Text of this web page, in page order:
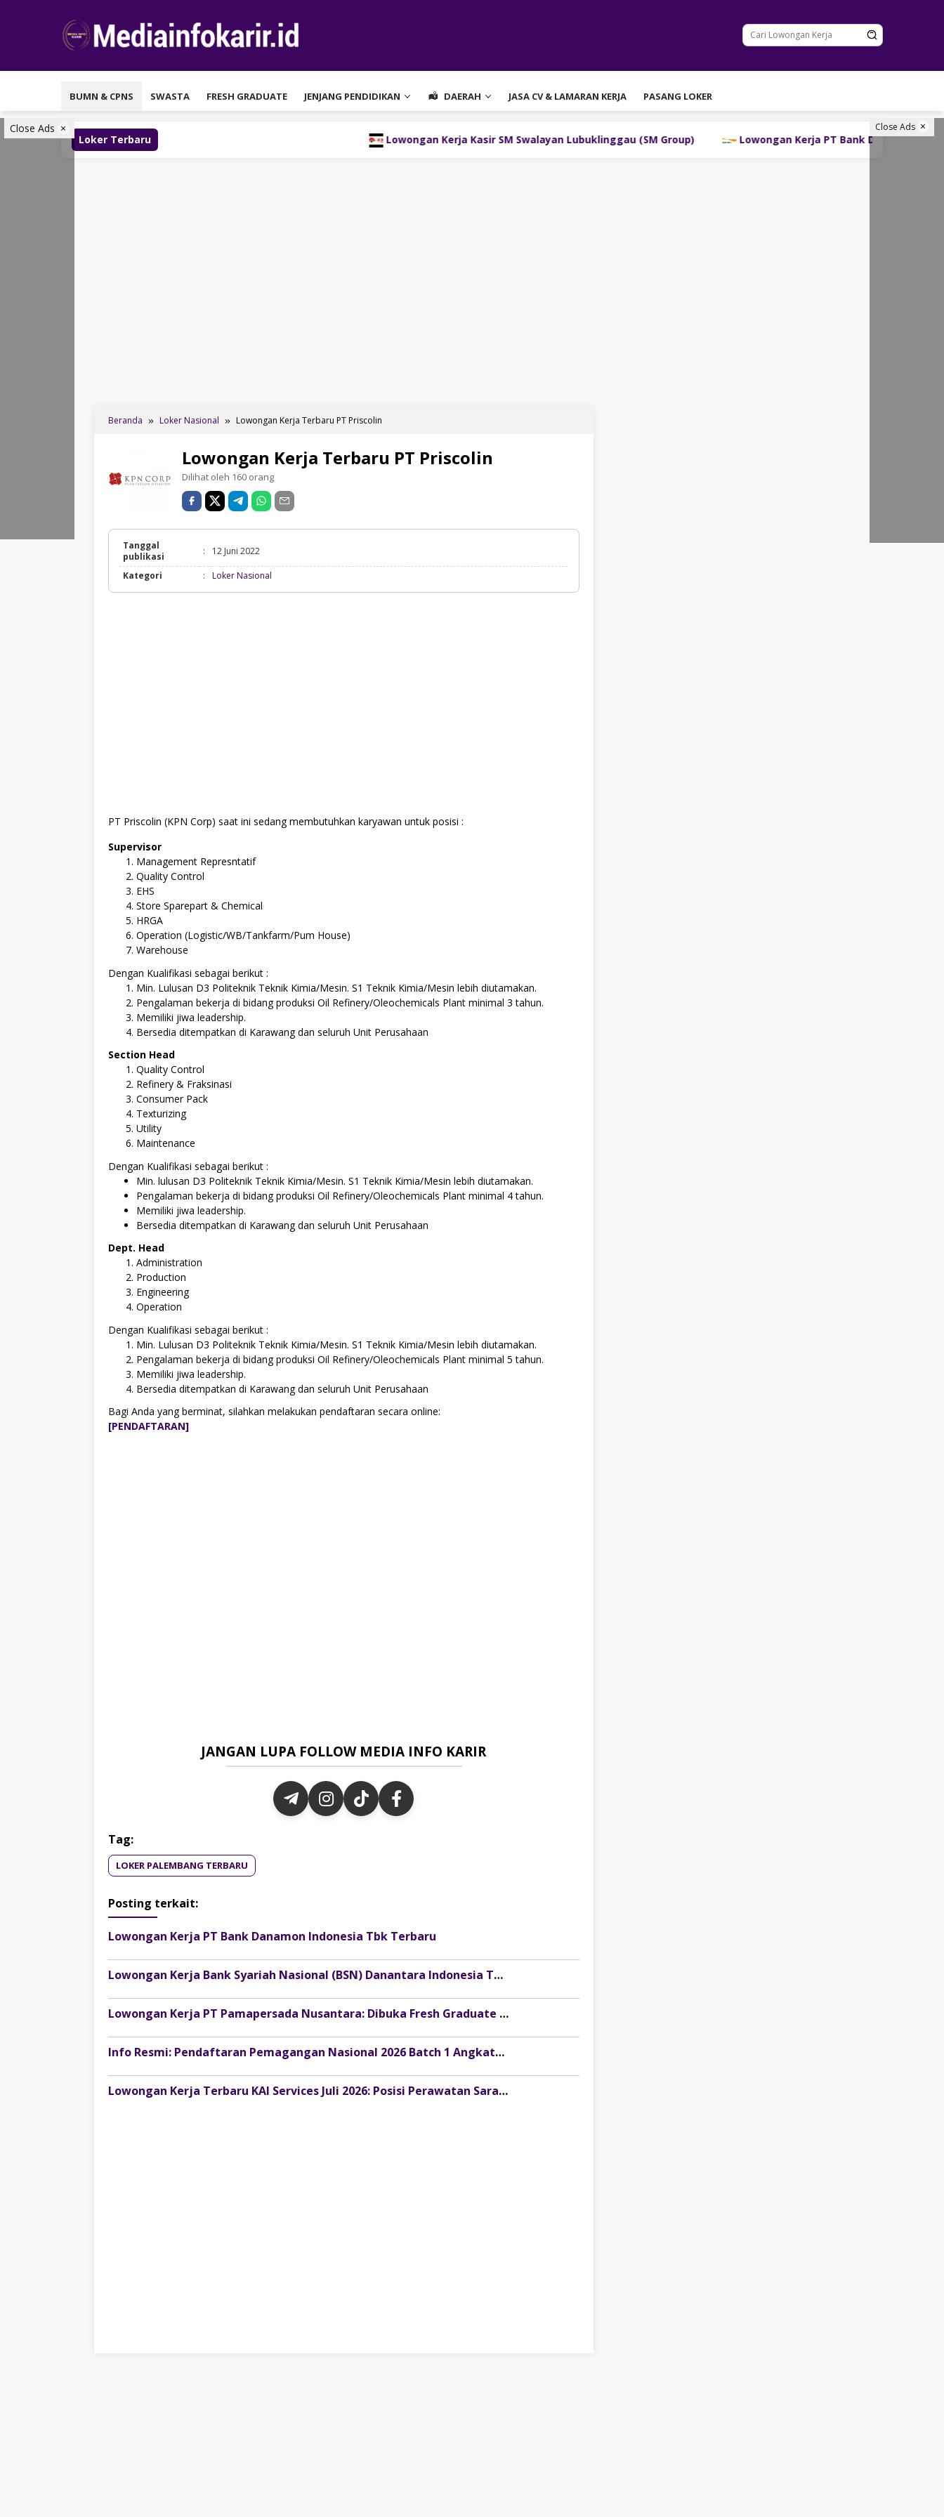
BUMN & CPNS SWASTA FRESH GRADUATE JENJANG PENDIDIKAN DAERAH JASA CV & LAMARAN KERJA PASANG LOKER
Close Ads Close Ads
Loker Terbaru Lowongan Kerja Kasir SM Swalayan Lubuklinggau (SM Group) Lowongan Kerja PT Bank Danamon Indonesia Tbk
Beranda Loker Nasional Lowongan Kerja Terbaru PT Priscolin
Lowongan Kerja Terbaru PT Priscolin
Dilihat oleh 160 orang
Tanggal
publikasi
: 12 Juni 2022
Kategori : Loker Nasional
PT Priscolin (KPN Corp) saat ini sedang membutuhkan karyawan untuk posisi :
Supervisor
Management Represntatif
Quality Control
EHS
Store Sparepart & Chemical
HRGA
Operation (Logistic/WB/Tankfarm/Pum House)
Warehouse
Dengan Kualifikasi sebagai berikut :
Min. Lulusan D3 Politeknik Teknik Kimia/Mesin. S1 Teknik Kimia/Mesin lebih diutamakan.
Pengalaman bekerja di bidang produksi Oil Refinery/Oleochemicals Plant minimal 3 tahun.
Memiliki jiwa leadership.
Bersedia ditempatkan di Karawang dan seluruh Unit Perusahaan
Section Head
Quality Control
Refinery & Fraksinasi
Consumer Pack
Texturizing
Utility
Maintenance
Dengan Kualifikasi sebagai berikut :
Min. lulusan D3 Politeknik Teknik Kimia/Mesin. S1 Teknik Kimia/Mesin lebih diutamakan.
Pengalaman bekerja di bidang produksi Oil Refinery/Oleochemicals Plant minimal 4 tahun.
Memiliki jiwa leadership.
Bersedia ditempatkan di Karawang dan seluruh Unit Perusahaan
Dept. Head
Administration
Production
Engineering
Operation
Dengan Kualifikasi sebagai berikut :
Min. Lulusan D3 Politeknik Teknik Kimia/Mesin. S1 Teknik Kimia/Mesin lebih diutamakan.
Pengalaman bekerja di bidang produksi Oil Refinery/Oleochemicals Plant minimal 5 tahun.
Memiliki jiwa leadership.
Bersedia ditempatkan di Karawang dan seluruh Unit Perusahaan
Bagi Anda yang berminat, silahkan melakukan pendaftaran secara online:
[PENDAFTARAN]
JANGAN LUPA FOLLOW MEDIA INFO KARIR
Tag:
LOKER PALEMBANG TERBARU
Posting terkait:
Lowongan Kerja PT Bank Danamon Indonesia Tbk Terbaru
Lowongan Kerja Bank Syariah Nasional (BSN) Danantara Indonesia Terbaru
Lowongan Kerja PT Pamapersada Nusantara: Dibuka Fresh Graduate Development Program (FGDP)
Info Resmi: Pendaftaran Pemagangan Nasional 2026 Batch 1 Angkatan 2 Resmi Dibuka!
Lowongan Kerja Terbaru KAI Services Juli 2026: Posisi Perawatan Sarana untuk Lulusan SLTA